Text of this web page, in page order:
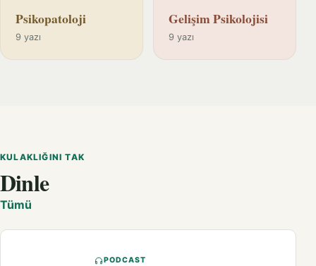
Psikopatoloji
9 yazı
Gelişim Psikolojisi
9 yazı
KULAKLIĞINI TAK
Dinle
Tümü
PODCAST